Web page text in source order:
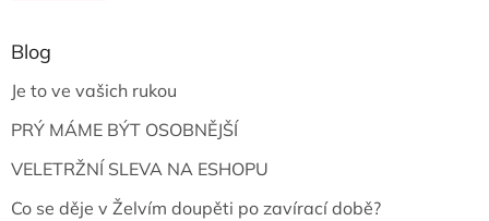
Blog
Je to ve vašich rukou
PRÝ MÁME BÝT OSOBNĚJŠÍ
VELETRŽNÍ SLEVA NA ESHOPU
Co se děje v Želvím doupěti po zavírací době?